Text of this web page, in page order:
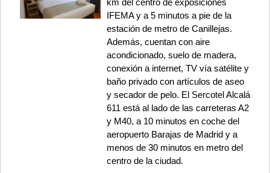
km del centro de exposiciones
IFEMA y a 5 minutos a pie de la
estación de metro de Canillejas.
Además, cuentan con aire
acondicionado, suelo de madera,
conexión a internet, TV vía satélite y
baño privado con artículos de aseo
y secador de pelo. El Sercotel Alcalá
611 está al lado de las carreteras A2
y M40, a 10 minutos en coche del
aeropuerto Barajas de Madrid y a
menos de 30 minutos en metro del
centro de la ciudad.